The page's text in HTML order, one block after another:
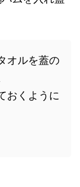
オルを蓋の
おくように